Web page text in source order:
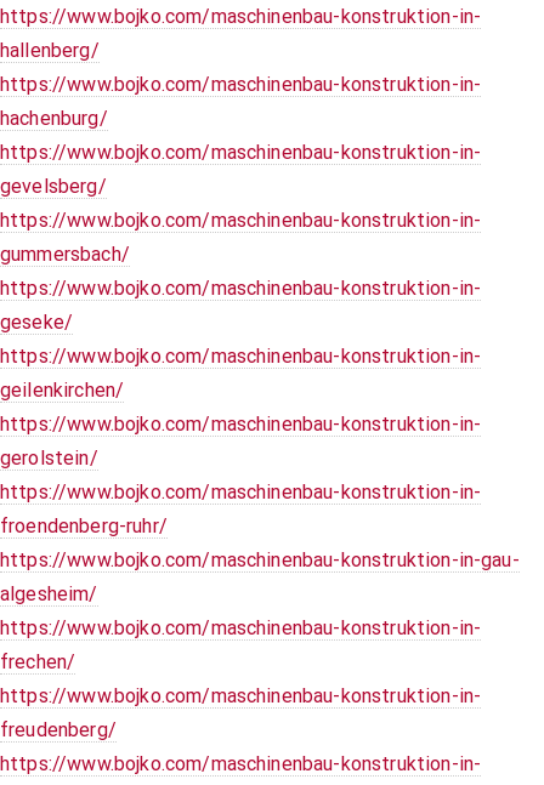
https://www.bojko.com/maschinenbau-konstruktion-in-
hallenberg/
https://www.bojko.com/maschinenbau-konstruktion-in-
hachenburg/
https://www.bojko.com/maschinenbau-konstruktion-in-
gevelsberg/
https://www.bojko.com/maschinenbau-konstruktion-in-
gummersbach/
https://www.bojko.com/maschinenbau-konstruktion-in-
geseke/
https://www.bojko.com/maschinenbau-konstruktion-in-
geilenkirchen/
https://www.bojko.com/maschinenbau-konstruktion-in-
gerolstein/
https://www.bojko.com/maschinenbau-konstruktion-in-
froendenberg-ruhr/
https://www.bojko.com/maschinenbau-konstruktion-in-gau-
algesheim/
https://www.bojko.com/maschinenbau-konstruktion-in-
frechen/
https://www.bojko.com/maschinenbau-konstruktion-in-
freudenberg/
https://www.bojko.com/maschinenbau-konstruktion-in-